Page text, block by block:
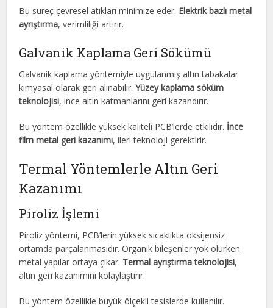
Bu süreç çevresel atıkları minimize eder. Elektrik bazlı metal
ayrıştırma, verimliliği artırır.
Galvanik Kaplama Geri Sökümü
Galvanik kaplama yöntemiyle uygulanmış altın tabakalar
kimyasal olarak geri alınabilir.Yüzey kaplama söküm
teknolojisi, ince altın katmanlarını geri kazandırır.
Bu yöntem özellikle yüksek kaliteli PCB’lerde etkilidir. İnce
film metal geri kazanımı, ileri teknoloji gerektirir.
Termal Yöntemlerle Altın Geri
Kazanımı
Piroliz İşlemi
Piroliz yöntemi, PCB’lerin yüksek sıcaklıkta oksijensiz
ortamda parçalanmasıdır. Organik bileşenler yok olurken
metal yapılar ortaya çıkar. Termal ayrıştırma teknolojisi,
altın geri kazanımını kolaylaştırır.
Bu yöntem özellikle büyük ölçekli tesislerde kullanılır.